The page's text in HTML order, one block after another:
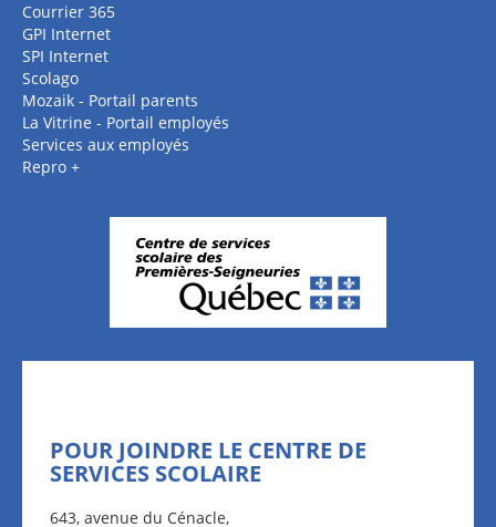
Courrier 365
GPI Internet
SPI Internet
Scolago
Mozaik - Portail parents
La Vitrine - Portail employés
Services aux employés
Repro +
POUR JOINDRE LE CENTRE DE
SERVICES SCOLAIRE
643, avenue du Cénacle,